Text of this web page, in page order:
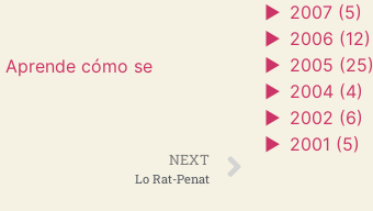
Aprende cómo se
NEXT
Lo Rat-Penat
► 2007 (5)
► 2006 (12)
► 2005 (25)
► 2004 (4)
► 2002 (6)
► 2001 (5)